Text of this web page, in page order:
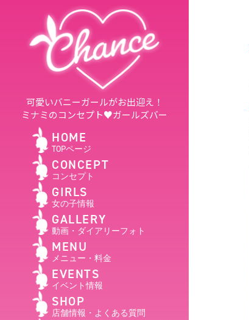
可愛いバニーガールがお出迎え！
ミナミのコンセプト♥ガールズバー
HOME
TOPページ
CONCEPT
コンセプト
GIRLS
女の子情報
GALLERY
動画・ダイアリーフォト
MENU
メニュー・料金
EVENTS
イベント情報
SHOP
店舗情報・よくある質問